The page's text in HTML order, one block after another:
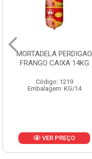
MORTADELA PERDIGAO
FRANGO CAIXA 14KG
Código: 1219
Embalagem: KG/14
VER PREÇO